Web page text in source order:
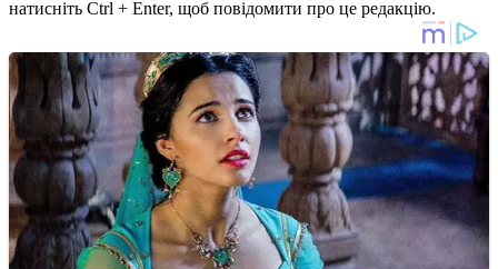
натисніть Ctrl + Enter, щоб повідомити про це редакцію.